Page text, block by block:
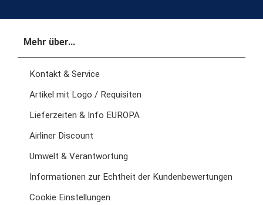
Mehr über...
Kontakt & Service
Artikel mit Logo / Requisiten
Lieferzeiten & Info EUROPA
Airliner Discount
Umwelt & Verantwortung
Informationen zur Echtheit der Kundenbewertungen
Cookie Einstellungen